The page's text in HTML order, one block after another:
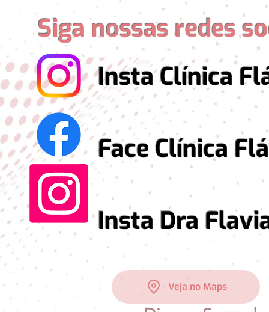
Siga nossas redes
Insta Clínica
Face Clínica
Insta Dra Flavia
Veja no Maps